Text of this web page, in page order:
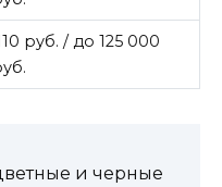
руб. / до 125 000
и черные